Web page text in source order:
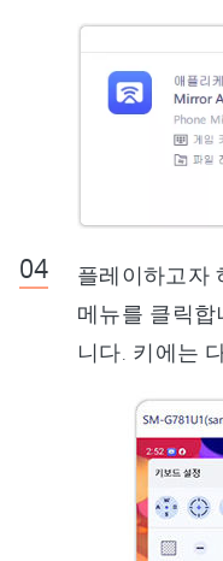
플레이하고자
메뉴를 클릭
니다. 키에는